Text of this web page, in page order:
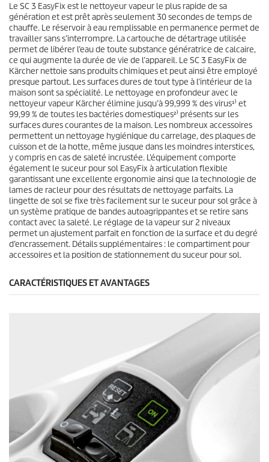
t3
9
a
v
i
s
Le SC 3 EasyFixest le nettoyeur vapeur le plus rapide de sa
génération et est prêt après seulement 30 secondes de temps de
chauffe. Le réservoir à eau remplissable en permanence permet de
travailler sans s’interrompre. La cartouche de détartrage utilisée
permet de libérer l’eau de toute substance génératrice de calcaire,
ce qui augmente la durée de vie de l’appareil. Le SC 3 EasyFixde
Kärcher nettoie sans produits chimiques et peut ainsi être employé
presque partout. Les surfaces dures de tout type à l’intérieur de la
maison sont sa spécialité. Le nettoyage en profondeur avec le
nettoyeur vapeur Kärcher élimine jusqu’à 99,999 % des virus¹⁾ et
99,99 % de toutes les bactéries domestiques²⁾ présents sur les
surfaces dures courantes de la maison. Les nombreux accessoires
permettent un nettoyage hygiénique du carrelage, des plaques de
cuisson et de la hotte, même jusque dans les moindres interstices,
y compris en cas de saleté incrustée. L’équipement comporte
également le suceur pour sol EasyFixà articulation flexible
garantissant une excellente ergonomie ainsi que la technologie de
lames de racleur pour des résultats de nettoyage parfaits. La
lingette de sol se fixe très facilement sur le suceur pour sol grâce à
un système pratique de bandes autoagrippantes et se retire sans
contact avec la saleté. Le réglage de la vapeur sur 2 niveaux
permet un ajustement parfait en fonction de la surface et du degré
d’encrassement. Détails supplémentaires : le compartiment pour
accessoires et la position de stationnement du suceur pour sol.
CARACTÉRISTIQUES ET AVANTAGES